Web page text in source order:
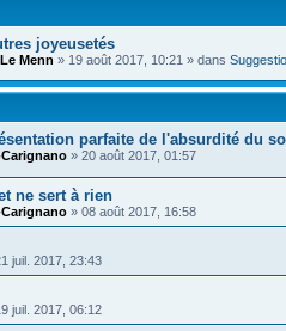
joyeusetés
Menn » 19 août 2017, 10:21 » dans
parfaite de l'absurdité du
» 20 août 2017, 01:57
ne sert à rien
» 08 août 2017, 16:58
juil. 2017, 23:43
juil. 2017, 06:12